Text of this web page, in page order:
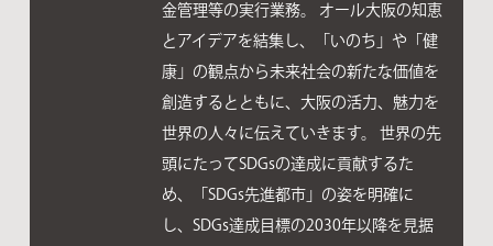
金管理等の実行業務。 オール大阪の知恵
とアイデアを結集し、「いのち」や「健
康」の観点から未来社会の新たな価値を
創造するとともに、大阪の活力、魅力を
世界の人々に伝えていきます。 世界の先
頭にたってSDGsの達成に貢献するた
め、「SDGs先進都市」の姿を明確に
し、SDGs達成目標の2030年以降を見据